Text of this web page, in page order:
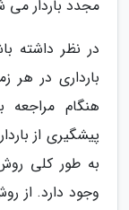
مجدد باردار می
در نظر داشته
بارداری در هر
هنگام
پیشگیری از
به طور کلی
وجود دارد. از